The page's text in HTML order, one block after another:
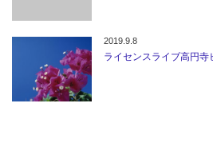
2019.9.8
ライセンスライブ高円